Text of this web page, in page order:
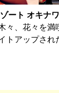
ート オキナワ
々、花々を
トアップされ